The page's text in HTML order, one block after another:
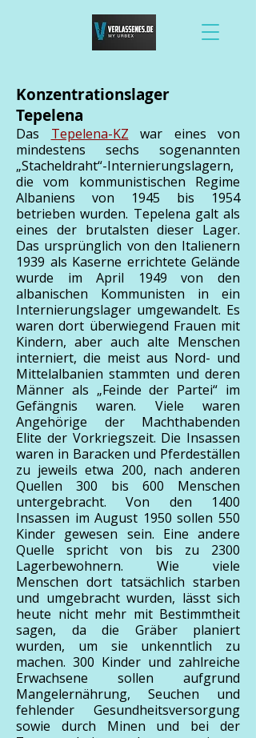
Konzentrationslager
Tepelena
Das Tepelena-KZ
war eines von
mindestens sechs sogenannten
„Stacheldraht“-Internierungslagern,
die vom kommunistischen Regime
Albaniens von 1945 bis 1954
betrieben wurden. Tepelena galt als
eines der brutalsten dieser Lager.
Das ursprünglich von den Italienern
1939 als Kaserne errichtete Gelände
wurde im April 1949 von den
albanischen Kommunisten in ein
Internierungslager umgewandelt. Es
waren dort überwiegend Frauen mit
Kindern, aber auch alte Menschen
interniert, die meist aus Nord- und
Mittelalbanien stammten und deren
Männer als „Feinde der Partei“ im
Gefängnis waren. Viele waren
Angehörige der Machthabenden
Elite der Vorkriegszeit. Die Insassen
waren in Baracken und Pferdeställen
zu jeweils etwa 200, nach anderen
Quellen 300 bis 600 Menschen
untergebracht. Von den 1400
Insassen im August 1950 sollen 550
Kinder gewesen sein. Eine andere
Quelle spricht von bis zu 2300
Lagerbewohnern. Wie viele
Menschen dort tatsächlich starben
und umgebracht wurden, lässt sich
heute nicht mehr mit Bestimmtheit
sagen, da die Gräber planiert
wurden, um sie unkenntlich zu
machen. 300 Kinder und zahlreiche
Erwachsene sollen aufgrund
Mangelernährung, Seuchen und
fehlender Gesundheitsversorgung
sowie durch Minen und bei der